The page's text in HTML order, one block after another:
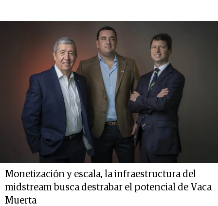
Monetización y escala, la infraestructura del
midstream busca destrabar el potencial de Vaca
Muerta